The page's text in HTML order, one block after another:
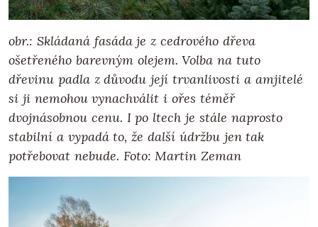
obr.: Skládaná fasáda je z cedrového dřeva
ošetřeného barevným olejem. Volba na tuto
dřevinu padla z důvodu její trvanlivosti a amjitelé
si ji nemohou vynachválit i ořes téměř
dvojnásobnou cenu. I po ltech je stále naprosto
stabilní a vypadá to, že další údržbu jen tak
potřebovat nebude. Foto: Martin Zeman